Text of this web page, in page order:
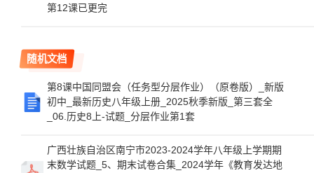
第12课已更完
随机文档
第8课中国同盟会（任务型分层作业）（原卷版）_新版
初中_最新历史八年级上册_2025秋季新版_第三套全
_06.历史8上-试题_分层作业第1套
广西壮族自治区南宁市2023-2024学年八年级上学期期
末数学试题_5、期末试卷合集_2024学年《教育发达地